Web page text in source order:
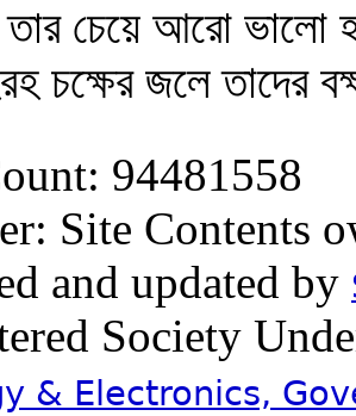
চেয়ে আরো ভালো
চক্ষের জলে তাদের
94481558
Site Contents
and updated by
Society
& Electronics,